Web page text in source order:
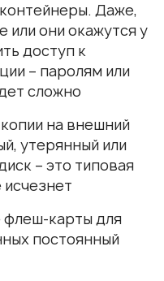
Даже,
или они окажутся у
доступ к
– паролям или
сложно
на внешний
утерянный или
– это типовая
карты для
постоянный